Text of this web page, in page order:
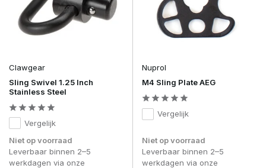
Clawgear
Sling Swivel 1.25 Inch
Stainless Steel
Vergelijk
Niet op voorraad
Leverbaar binnen 2–5
werkdagen via onze
Nuprol
M4 Sling Plate AEG
Vergelijk
Niet op voorraad
Leverbaar binnen 2–5
werkdagen via onze